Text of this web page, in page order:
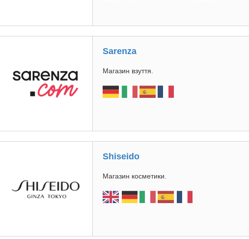
Sarenza
Магазин взуття.
Shiseido
Магазин косметики.